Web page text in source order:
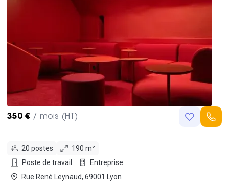
350 € / mois (HT)
20 postes
190 m²
Poste de travail
Entreprise
Rue René Leynaud, 69001 Lyon